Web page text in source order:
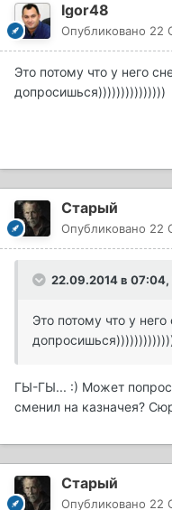
Igor48
Опубликовано 22
Это потому что у него
допросишься)))))))))))))))
Старый
Опубликовано 22
22.09.2014 в 07:04,
Это потому что у
ГЫ-ГЫ... :) Может
сменил на казначея?
Старый
Опубликовано 22